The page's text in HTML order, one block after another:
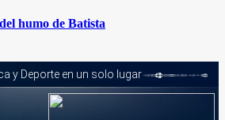
humo de Batista